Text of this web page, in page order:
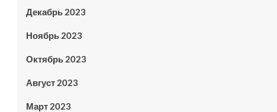
Декабрь 2023
Ноябрь 2023
Октябрь 2023
Август 2023
Март 2023